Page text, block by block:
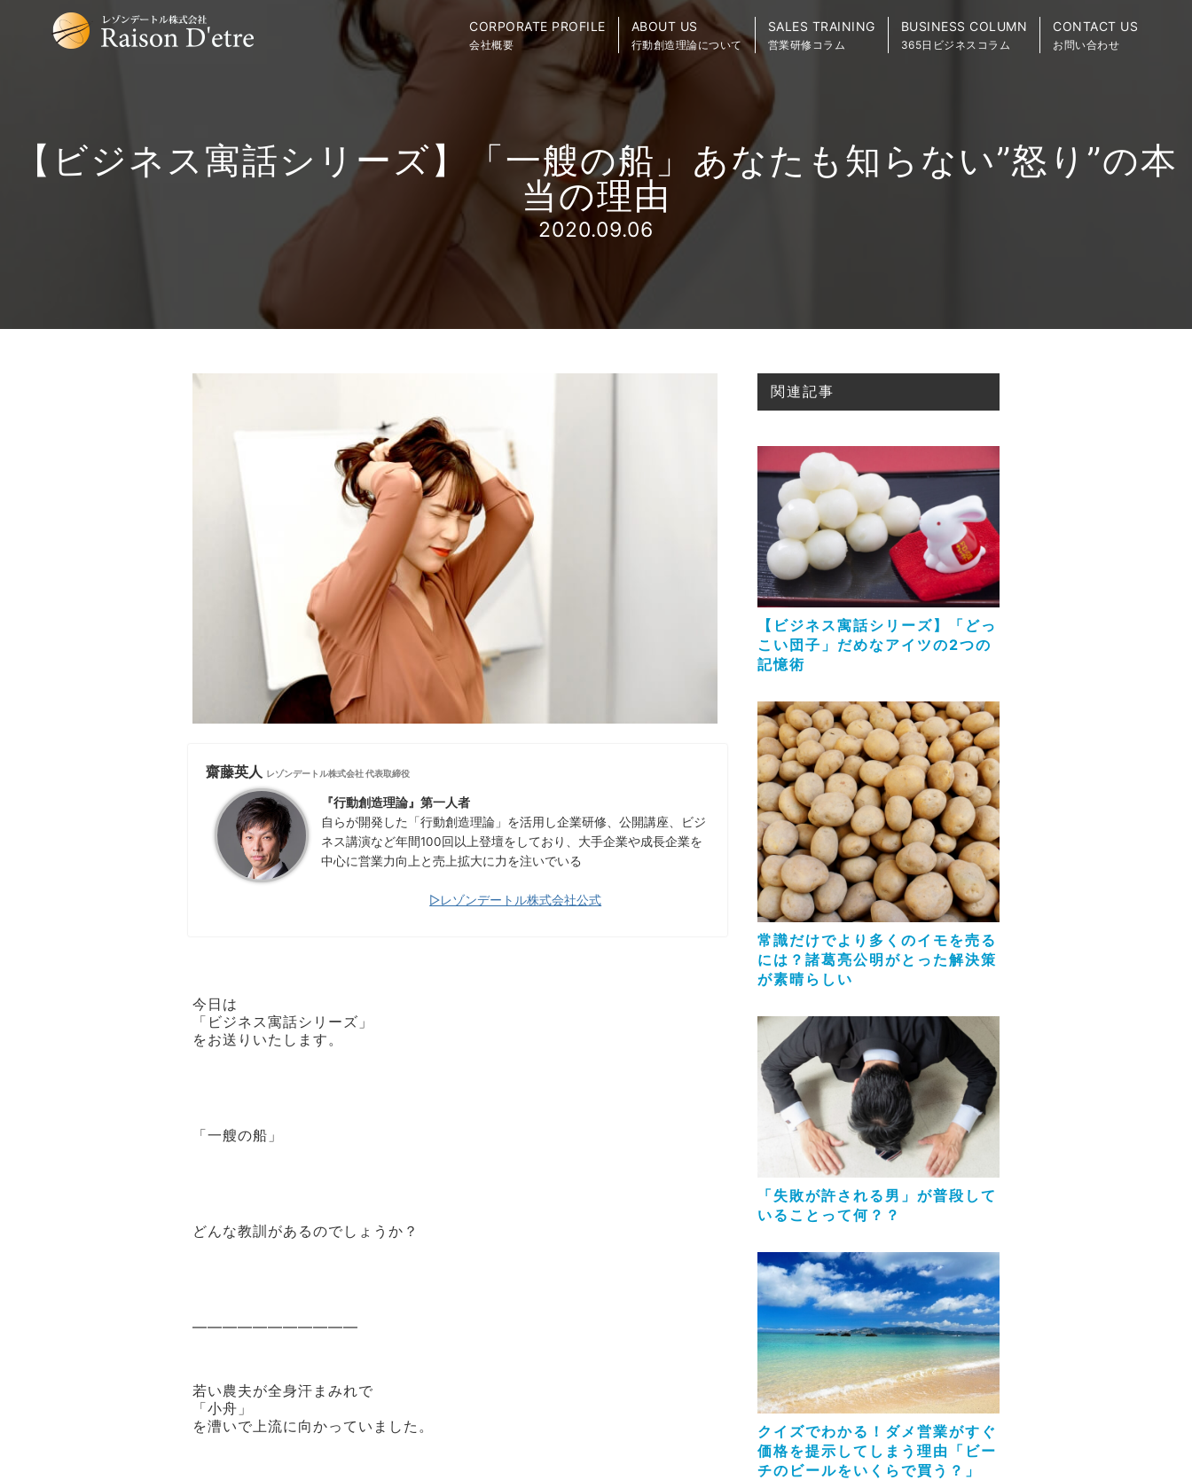
CORPORATE PROFILE
会社概要
ABOUT US
行動創造理論について
SALES TRAINING
営業研修コラム
BUSINESS COLUMN
365日ビジネスコラム
CONTACT US
お問い合わせ
【ビジネス寓話シリーズ】「一艘の船」あなたも知らない”怒り”の本
当の理由
2020.09.06
齋藤英人 レゾンデートル株式会社 代表取締役
『行動創造理論』第一人者
自らが開発した「行動創造理論」を活用し企業研修、公開講座、ビジ
ネス講演など年間100回以上登壇をしており、大手企業や成長企業を
中心に営業力向上と売上拡大に力を注いでいる
▷レゾンデートル株式会社公式
今日は
「ビジネス寓話シリーズ」
をお送りいたします。
「一艘の船」
どんな教訓があるのでしょうか？
———————————
若い農夫が全身汗まみれで
「小舟」
を漕いで上流に向かっていました。
関連記事
【ビジネス寓話シリーズ】「どっ
こい団子」だめなアイツの2つの
記憶術
常識だけでより多くのイモを売る
には？諸葛亮公明がとった解決策
が素晴らしい
「失敗が許される男」が普段して
いることって何？？
クイズでわかる！ダメ営業がすぐ
価格を提示してしまう理由「ビー
チのビールをいくらで買う？」